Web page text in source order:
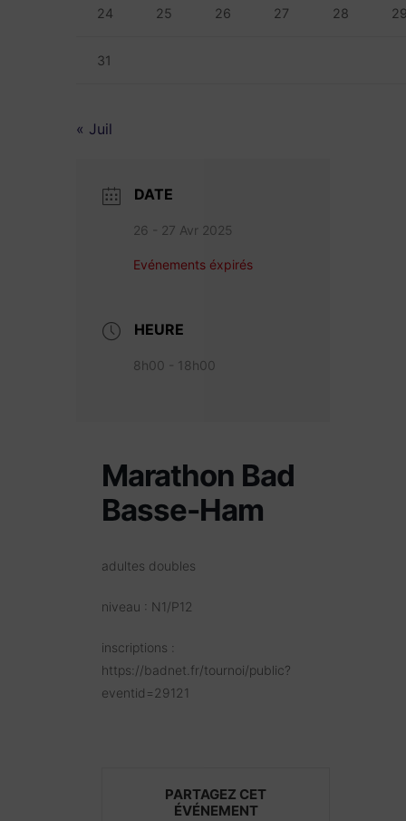
24 25 26 27 28
31
« Juil
DATE
26 - 27 Avr 2025
Evénements éxpirés
HEURE
8h00 - 18h00
Marathon Bad
Basse-Ham
adultes doubles
niveau : N1/P12
inscriptions :
https://badnet.fr/tournoi/public?
eventid=29121
PARTAGEZ CET
ÉVÉNEMENT